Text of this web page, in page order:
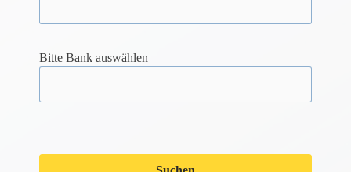
Bitte Bank auswählen